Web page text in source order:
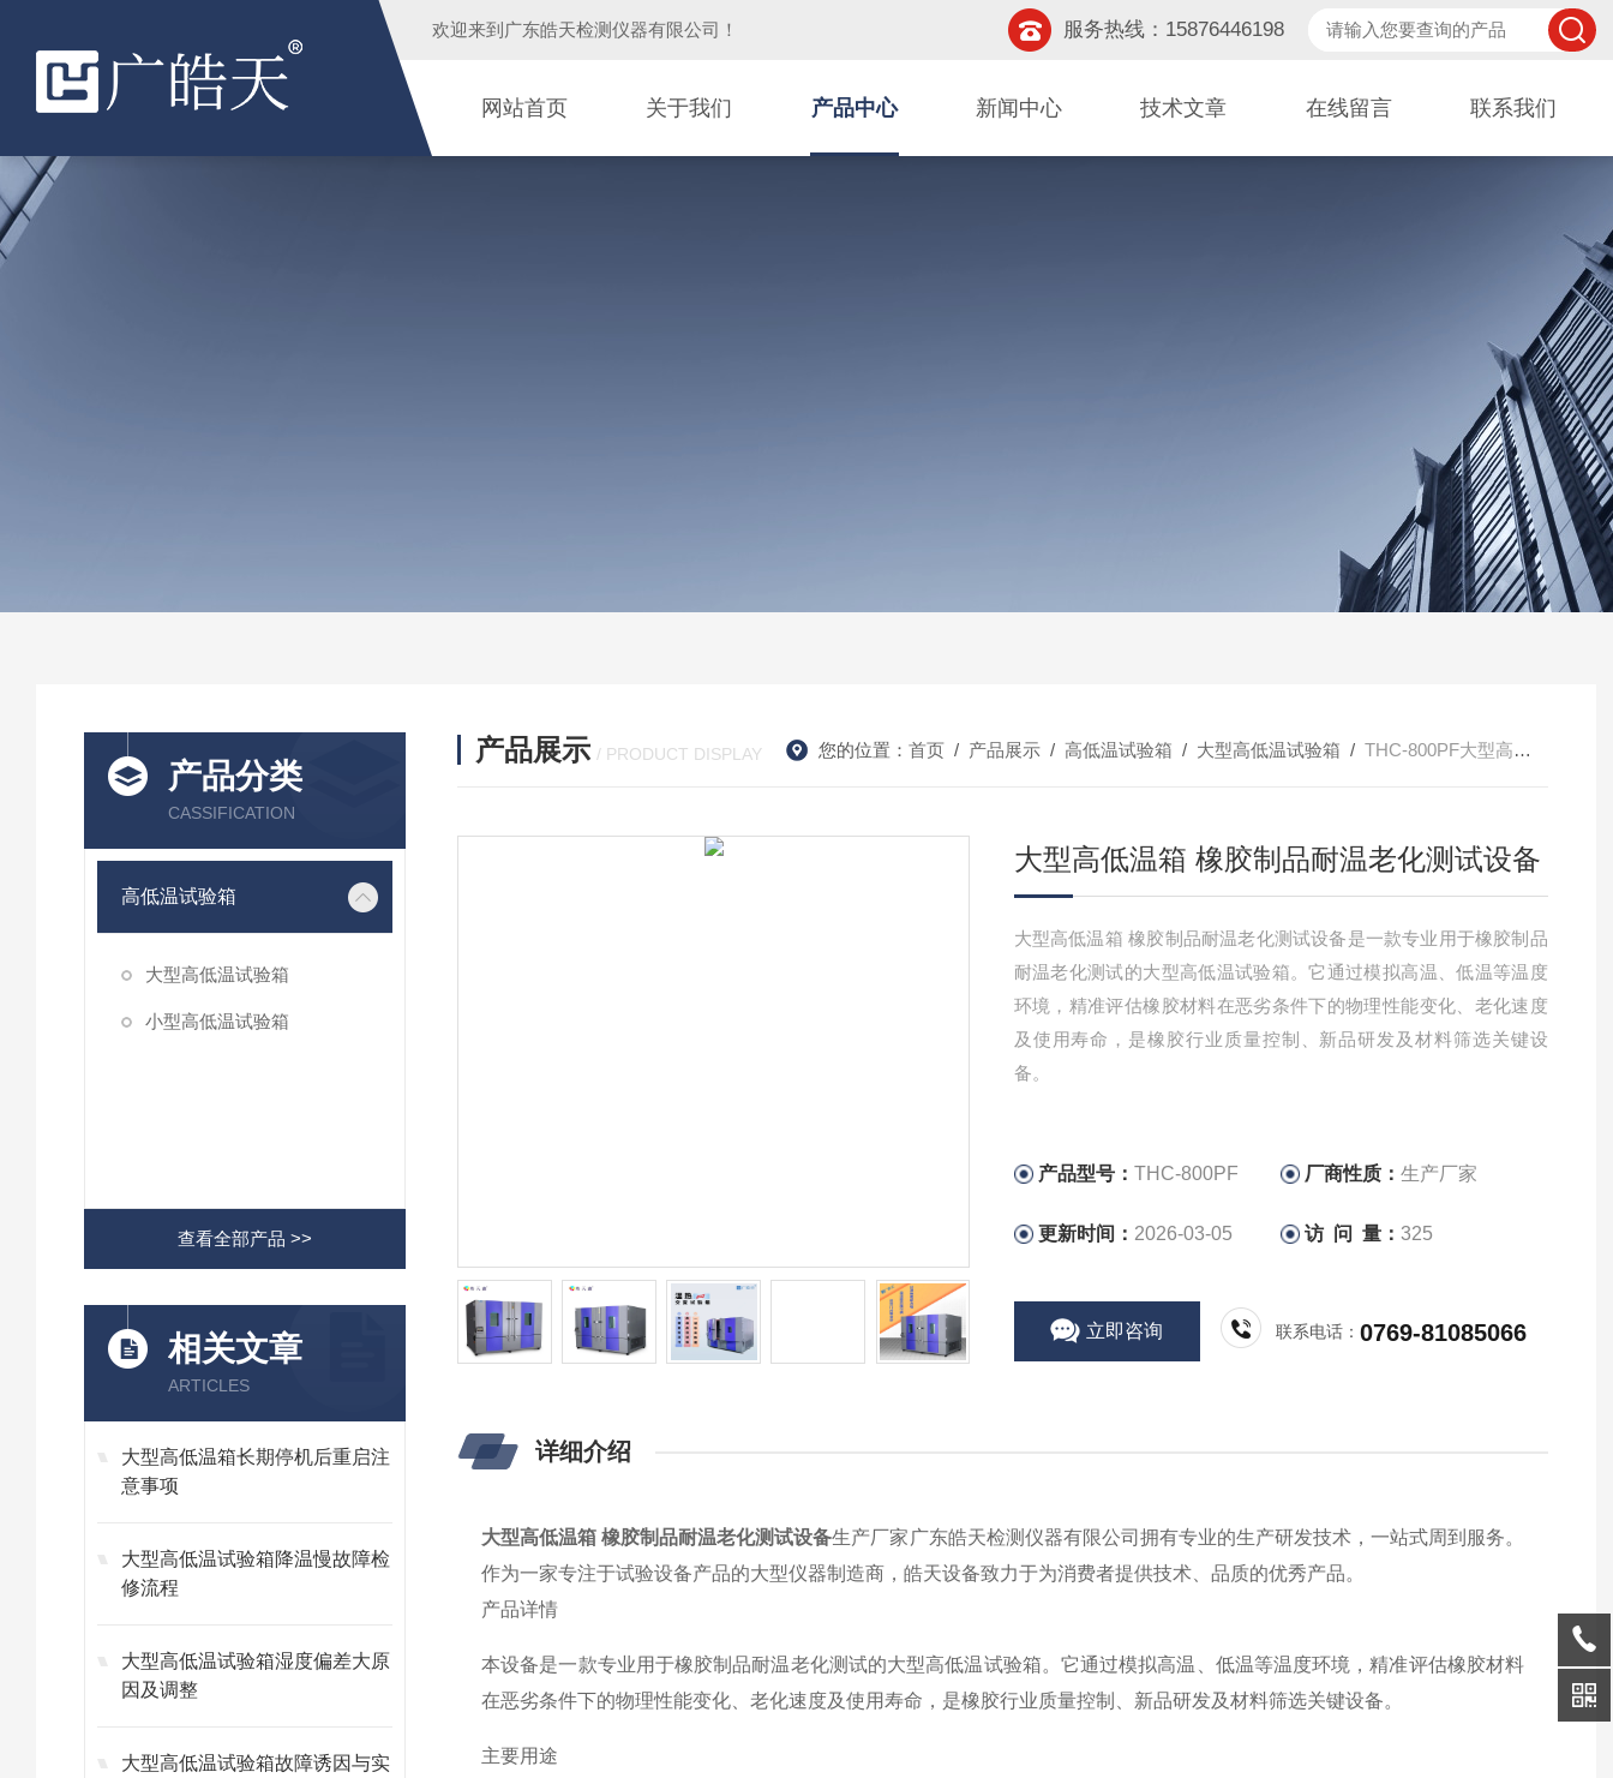
欢迎来到 广东皓天检测仪器有限公司 ！ 服务热线：15876446198
网站首页 关于我们 产品中心 新闻中心 技术文章 在线留言 联系我们
产品分类
CASSIFICATION
高低温试验箱
大型高低温试验箱
小型高低温试验箱
查看全部产品 >>
相关文章
ARTICLES
大型高低温箱长期停机后重启注
意事项
大型高低温试验箱降温慢故障检
修流程
大型高低温试验箱湿度偏差大原
因及调整
大型高低温试验箱故障诱因与实
产品展示 / PRODUCT DISPLAY 您的位置： 首页/ 产品展示/ 高低温试验箱 / 大型高低温试验箱 / THC-800PF大型高低温箱 橡胶制品耐温老化测试设备
大型高低温箱 橡胶制品耐温老化测试设备
大型高低温箱 橡胶制品耐温老化测试设备是一款专业用于橡胶制品
耐温老化测试的大型高低温试验箱。它通过模拟高温、低温等温度
环境，精准评估橡胶材料在恶劣条件下的物理性能变化、老化速度
及使用寿命，是橡胶行业质量控制、新品研发及材料筛选关键设
备。
产品型号： THC-800PF 厂商性质：生产厂家
更新时间： 2026-03-05 访 问 量：325
立即咨询 联系电话：0769-81085066
详细介绍
大型高低温箱 橡胶制品耐温老化测试设备生产厂家广东皓天检测仪器有限公司拥有专业的生产研发技术，一站式周到服务。
作为一家专注于试验设备产品的大型仪器制造商，皓天设备致力于为消费者提供技术、品质的优秀产品。
产品详情
本设备是一款专业用于橡胶制品耐温老化测试的大型高低温试验箱。它通过模拟高温、低温等温度环境，精准评估橡胶材料
在恶劣条件下的物理性能变化、老化速度及使用寿命，是橡胶行业质量控制、新品研发及材料筛选关键设备。
主要用途